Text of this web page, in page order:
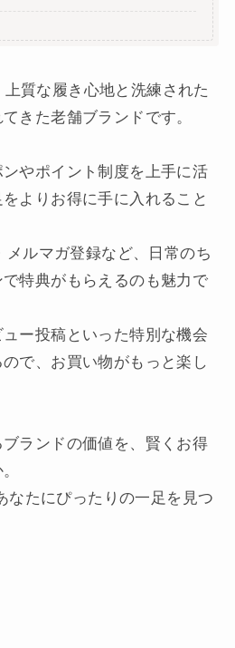
質な履き心地と洗練された
きた老舗ブランドです。
やポイント制度を上手に活
よりお得に手に入れること
メルマガ登録など、日常のち
特典がもらえるのも魅力で
ー投稿といった特別な機会
で、お買い物がもっと楽し
ランドの価値を、賢くお得
なたにぴったりの一足を見つ